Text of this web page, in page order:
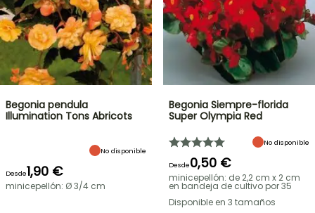
Begonia pendula
Illumination Tons Abricots
No disponible
Desde1,90 €
minicepellón: Ø 3/4 cm
Begonia Siempre-florida
Super Olympia Red
No disponible
Desde0,50 €
minicepellón: de 2,2 cm x 2 cm
en bandeja de cultivo por 35
Disponible en 3 tamaños